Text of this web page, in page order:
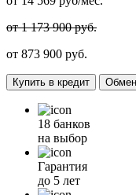
от 1 173 900 руб.
от 873 900 руб.
Купить в кредит
18 банков
на выбор
Гарантия
до 5 лет